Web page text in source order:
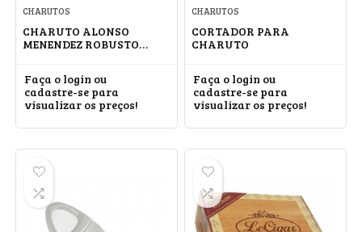
CHARUTOS
CHARUTO ALONSO
MENENDEZ ROBUSTO
Faça o login ou
cadastre-se para
visualizar os preços!
CHARUTOS
CORTADOR PARA
CHARUTO
Faça o login ou
cadastre-se para
visualizar os preços!